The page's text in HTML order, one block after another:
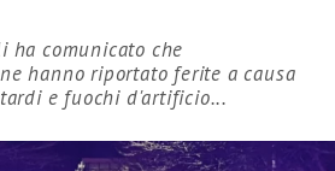
ha comunicato che
hanno riportato ferite a causa
e fuochi d'artificio...